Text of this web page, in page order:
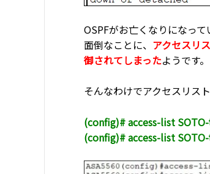
OSPFがお亡くなりになって
面倒なことに、 アクセスリ
御されてしまったようです。
そんなわけでアクセスリス
(config)# access-list
(config)# access-list